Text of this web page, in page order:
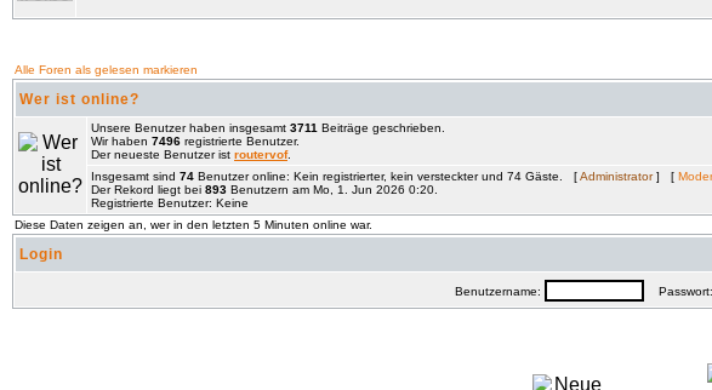
Alle Foren als gelesen markieren
Wer ist online?
Unsere Benutzer haben insgesamt 3711 Beiträge geschrieben.
Wir haben 7496 registrierte Benutzer.
Der neueste Benutzer ist routervof.
Insgesamt sind 74 Benutzer online: Kein registrierter, kein versteckter und 74 Gäste. [Administrator] [
Der Rekord liegt bei 893 Benutzern am Mo, 1. Jun 2026 0:20.
Registrierte Benutzer: Keine
Diese Daten zeigen an, wer in den letzten 5 Minuten online war.
Login
Benutzername: Passwort: